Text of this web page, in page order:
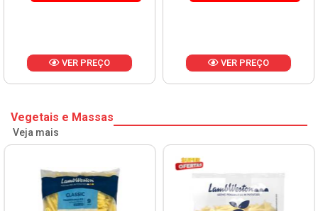
VER PREÇO VER PREÇO
Vegetais e Massas
Veja mais